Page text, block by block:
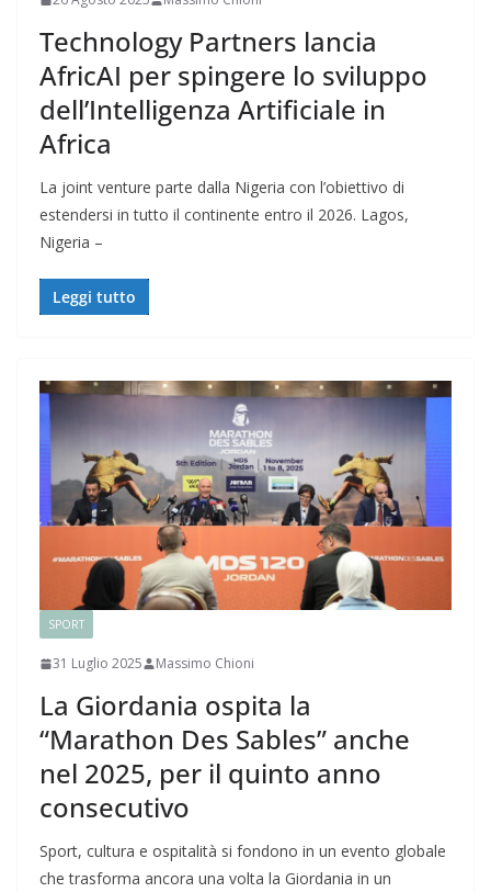
Technology Partners lancia
AfricAI per spingere lo sviluppo
dell’Intelligenza Artificiale in
Africa
La joint venture parte dalla Nigeria con l’obiettivo di
estendersi in tutto il continente entro il 2026. Lagos,
Nigeria –
Leggi tutto
SPORT
31 Luglio 2025 Massimo Chioni
La Giordania ospita la
“Marathon Des Sables” anche
nel 2025, per il quinto anno
consecutivo
Sport, cultura e ospitalità si fondono in un evento globale
che trasforma ancora una volta la Giordania in un